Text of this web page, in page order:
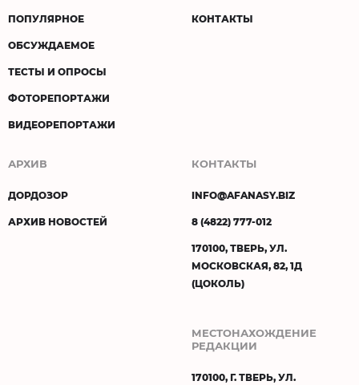
ПОПУЛЯРНОЕ
ОБСУЖДАЕМОЕ
ТЕСТЫ И ОПРОСЫ
ФОТОРЕПОРТАЖИ
ВИДЕОРЕПОРТАЖИ
КОНТАКТЫ
АРХИВ
ДОРДОЗОР
АРХИВ НОВОСТЕЙ
КОНТАКТЫ
INFO@AFANASY.BIZ
8 (4822) 777-012
170100, ТВЕРЬ, УЛ.
МОСКОВСКАЯ, 82, 1Д
(ЦОКОЛЬ)
МЕСТОНАХОЖДЕНИЕ
РЕДАКЦИИ
170100, Г. ТВЕРЬ, УЛ.